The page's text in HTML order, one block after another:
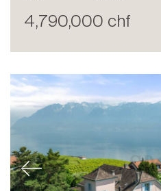
4,790,000 chf
Previous